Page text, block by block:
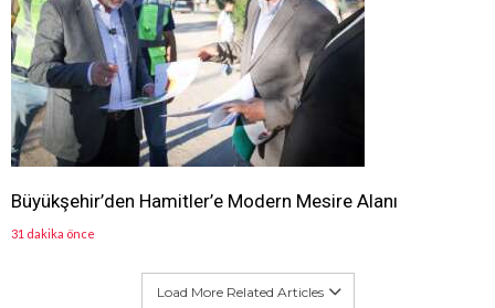
Büyükşehir’den Hamitler’e Modern Mesire Alanı
31 dakika önce
Load More Related Articles